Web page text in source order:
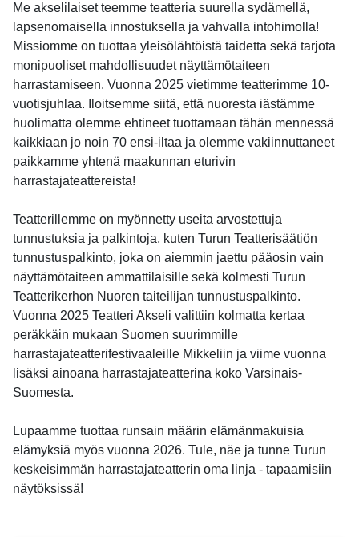
Me akselilaiset teemme teatteria suurella sydämellä,
lapsenomaisella innostuksella ja vahvalla intohimolla!
Missiomme on tuottaa yleisölähtöistä taidetta sekä tarjota
monipuoliset mahdollisuudet näyttämötaiteen
harrastamiseen. Vuonna 2025 vietimme teatterimme 10-
vuotisjuhlaa. Iloitsemme siitä, että nuoresta iästämme
huolimatta olemme ehtineet tuottamaan tähän mennessä
kaikkiaan jo noin 70 ensi-iltaa ja olemme vakiinnuttaneet
paikkamme yhtenä maakunnan eturivin
harrastajateattereista!
Teatterillemme on myönnetty useita arvostettuja
tunnustuksia ja palkintoja, kuten Turun Teatterisäätiön
tunnustuspalkinto, joka on aiemmin jaettu pääosin vain
näyttämötaiteen ammattilaisille sekä kolmesti Turun
Teatterikerhon Nuoren taiteilijan tunnustuspalkinto.
Vuonna 2025 Teatteri Akseli valittiin kolmatta kertaa
peräkkäin mukaan Suomen suurimmille
harrastajateatterifestivaaleille Mikkeliin ja viime vuonna
lisäksi ainoana harrastajateatterina koko Varsinais-
Suomesta.
Lupaamme tuottaa runsain määrin elämänmakuisia
elämyksiä myös vuonna 2026. Tule, näe ja tunne Turun
keskeisimmän harrastajateatterin oma linja - tapaamisiin
näytöksissä!